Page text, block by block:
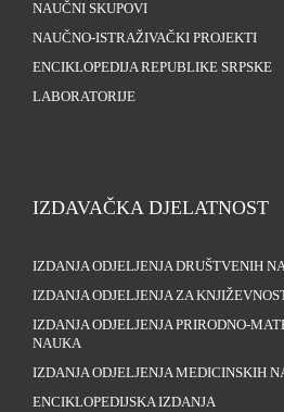
NAUČNI SKUPOVI
NAUČNO-ISTRAŽIVAČKI PROJEKTI
ENCIKLOPEDIJA REPUBLIKE SRPSKE
LABORATORIJE
IZDAVAČKA DJELATNOST
IZDANJA ODJELJENJA DRUŠTVENIH
IZDANJA ODJELJENJA ZA
IZDANJA ODJELJENJA PRIRODNO-
NAUKA
IZDANJA ODJELJENJA MEDICINSKIH
ENCIKLOPEDIJSKA IZDANJA